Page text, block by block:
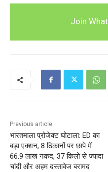
Join
Previous article
भारतमाला प्रोजेक्ट घोटाला: ED का
बड़ा एक्शन, 8 ठिकानों पर छापे में
66.9 लाख नकद, 37 किलो से ज्यादा
चांदी और अहम दस्तावेज बरामद